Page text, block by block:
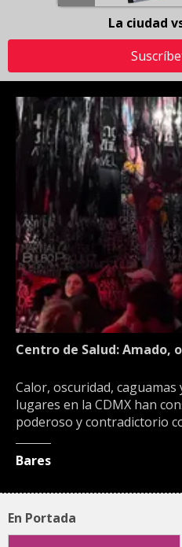
La ciudad
Centro de Salud: Amado,
Calor, oscuridad,
lugares en la CDMX han
poderoso y contradictorio
Bares
En Portada